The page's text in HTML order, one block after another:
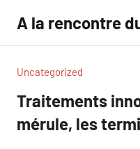
contenu
A la rencontre
Uncategorized
Traitements
mérule, les